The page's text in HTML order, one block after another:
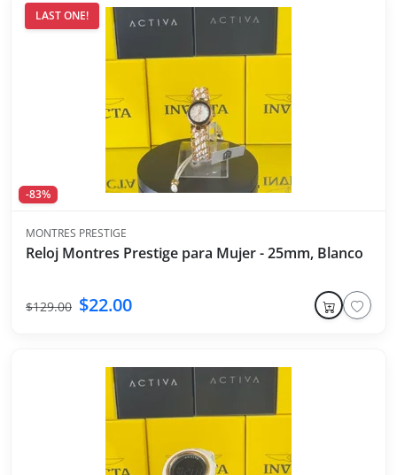
LAST ONE!
-83%
MONTRES PRESTIGE
Reloj Montres Prestige para Mujer - 25mm, Blanco
$129.00 $22.00